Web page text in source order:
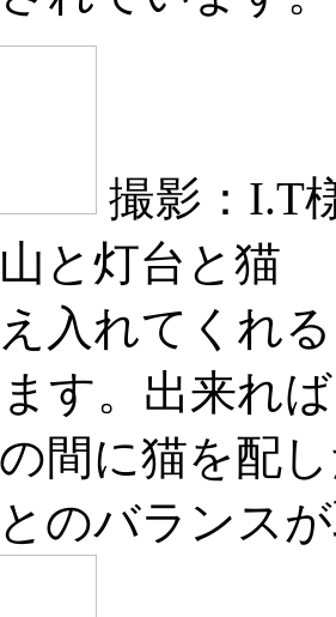
撮影：I.T
と灯台と猫
入れてくれ
す。出来れ
間に猫を配
のバランス